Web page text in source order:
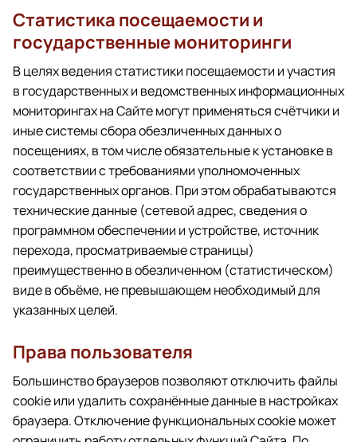
Статистика посещаемости и
государственные мониторинги
В целях ведения статистики посещаемости и участия
в государственных и ведомственных информационных
мониторингах на Сайте могут применяться счётчики и
иные системы сбора обезличенных данных о
посещениях, в том числе обязательные к установке в
соответствии с требованиями уполномоченных
государственных органов. При этом обрабатываются
технические данные (сетевой адрес, сведения о
программном обеспечении и устройстве, источник
перехода, просматриваемые страницы)
преимущественно в обезличенном (статистическом)
виде в объёме, не превышающем необходимый для
указанных целей.
Права пользователя
Большинство браузеров позволяют отключить файлы
cookie или удалить сохранённые данные в настройках
браузера. Отключение функциональных cookie может